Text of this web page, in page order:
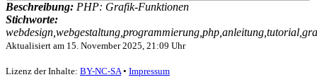
Beschreibung: PHP: Grafik-Funktionen
Stichworte:
Aktualisiert am 15. November 2025, 21:09 Uhr
Lizenz der Inhalte: BY-NC-SA• Impressum